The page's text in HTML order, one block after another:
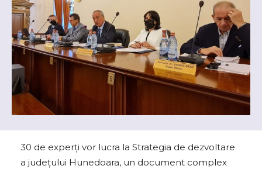
30 de experți vor lucra la Strategia de dezvoltare
a județului Hunedoara, un document complex